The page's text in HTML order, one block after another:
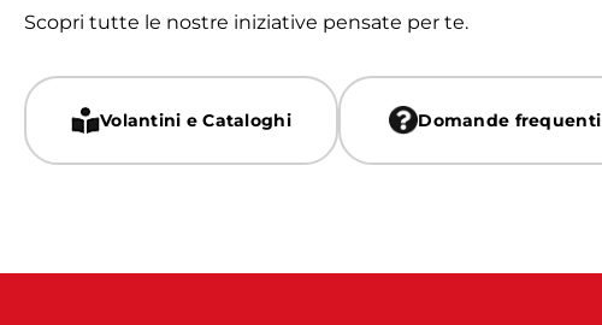
Scopri tutte le nostre iniziative pensate per te.
Volantini e Cataloghi Domande frequenti